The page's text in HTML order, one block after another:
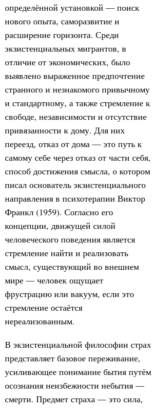
определённой установкой — поиск
нового опыта, саморазвитие и
расширение горизонта. Среди
экзистенциальных мигрантов, в
отличие от экономических, было
выявлено выраженное предпочтение
странного и незнакомого привычному
и стандартному, а также стремление к
свободе, независимости и отсутствие
привязанности к дому. Для них
переезд, отказ от дома — это путь к
самому себе через отказ от части себя,
способ достижения смысла, о котором
писал основатель экзистенциального
направления в психотерапии Виктор
Франкл (1959). Согласно его
концепции, движущей силой
человеческого поведения является
стремление найти и реализовать
смысл, существующий во внешнем
мире — человек ощущает
фрустрацию или вакуум, если это
стремление остаётся
нереализованным.
В экзистенциальной философии страх
представляет базовое переживание,
усиливающее понимание бытия путём
осознания неизбежности небытия —
смерти. Предмет страха — это сила,